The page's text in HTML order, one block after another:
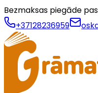
Bezmaksas piegāde
+37128236959